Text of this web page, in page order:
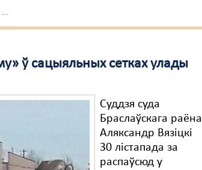
ў сацыяльных сетках улады
Суддзя суда
Браслаўскага раёна
Аляксандр Вязіцкі
30 лістапада за
распаўсюд у